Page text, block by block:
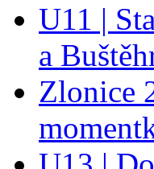
U11 |
a
Zlonice